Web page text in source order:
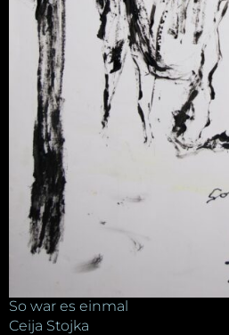
So war es einmal
Ceija Stojka